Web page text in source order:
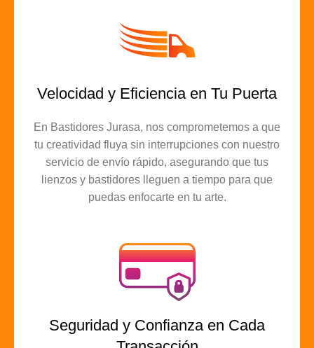
Velocidad y Eficiencia en Tu Puerta
En Bastidores Jurasa, nos comprometemos a que
tu creatividad fluya sin interrupciones con nuestro
servicio de envío rápido, asegurando que tus
lienzos y bastidores lleguen a tiempo para que
puedas enfocarte en tu arte.
Seguridad y Confianza en Cada